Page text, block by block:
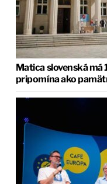
Matica slovenská má
pripomína ako